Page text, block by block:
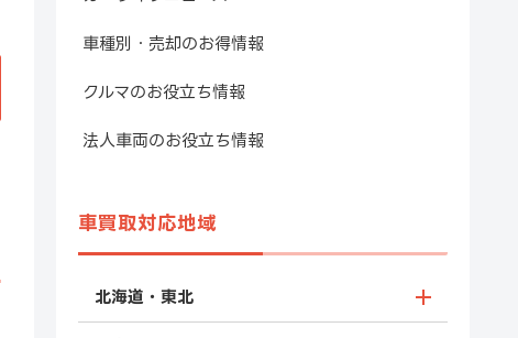
車種別・売却のお得情報
クルマのお役立ち情報
法人車両のお役立ち情報
車買取対応地域
北海道・東北